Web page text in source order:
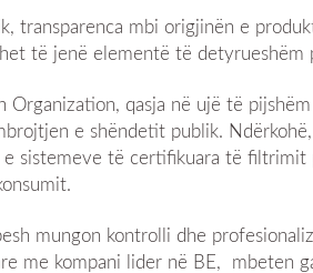
transparenca mbi origjinën e
të jenë elementë të detyrueshëm
Organization, qasja në ujë të
e shëndetit publik.
e sistemeve të certifikuara të
mungon kontrolli dhe
me kompani lider në BE, mbeten